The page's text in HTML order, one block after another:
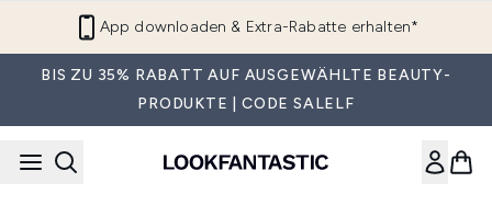
App downloaden & Extra-Rabatte erhalten*
BIS ZU 35% RABATT AUF AUSGEWÄHLTE BEAUTY-
PRODUKTE | CODE SALELF